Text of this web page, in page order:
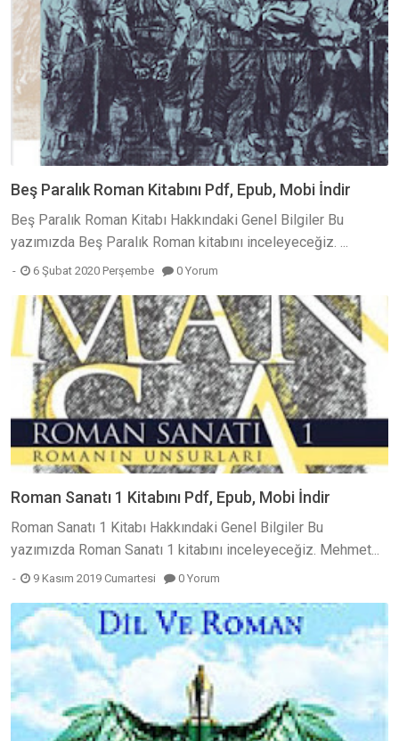
Beş Paralık Roman Kitabını Pdf, Epub, Mobi İndir
Beş Paralık Roman Kitabı Hakkındaki Genel Bilgiler Bu
yazımızda Beş Paralık Roman kitabını inceleyeceğiz. ...
6 Şubat 2020 Perşembe 0 Yorum
Roman Sanatı 1 Kitabını Pdf, Epub, Mobi İndir
Roman Sanatı 1 Kitabı Hakkındaki Genel Bilgiler Bu
yazımızda Roman Sanatı 1 kitabını inceleyeceğiz. Mehmet...
9 Kasım 2019 Cumartesi 0 Yorum